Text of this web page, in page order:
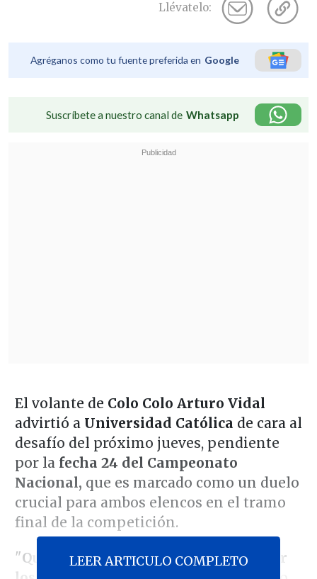
Llévatelo:
Agréganos como tu fuente preferida en Google
Suscríbete a nuestro canal de Whatsapp
El volante de Colo Colo Arturo Vidal
advirtió a Universidad Católica de cara al
desafío del próximo jueves, pendiente
por la fecha 24 del Campeonato
Nacional, que es marcado como un duelo
crucial para ambos elencos en el tramo
final de la competición.
"Quedan siete partidos, hay que ganar
LEER ARTICULO COMPLETO